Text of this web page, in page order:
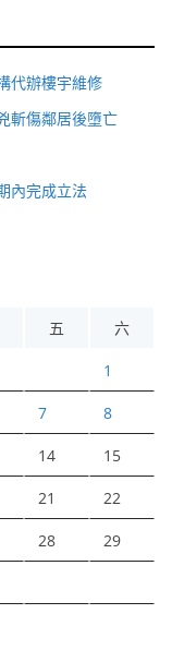
代辦樓宇維修
斬傷鄰居後墮亡
內完成立法
五 六
1
7 8
14 15
21 22
28 29